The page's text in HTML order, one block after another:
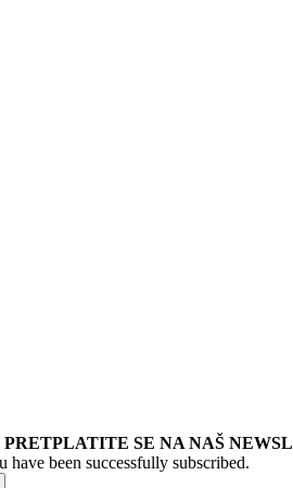
PRETPLATITE SE NA NAŠ
have been successfully subscribed.